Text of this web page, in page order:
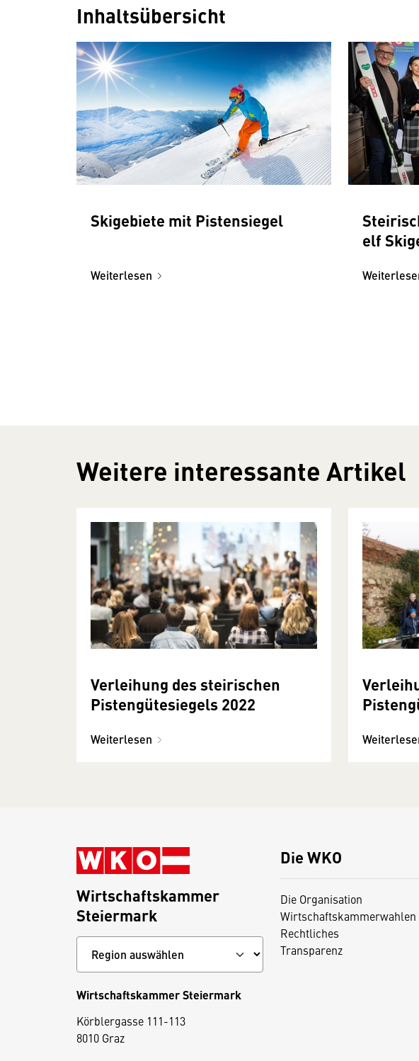
Inhaltsübersicht
Skigebiete mit Pistensiegel
Weiterlesen
elf
Weitere interessante Artikel
Verleihung des steirischen
Pistengütesiegels 2022
Weiterlesen
Die WKO
Die Organisation
Wirtschaftskammerwahlen
Rechtliches
Transparenz
Wirtschaftskammer
Steiermark
Wirtschaftskammer Steiermark
Körblergasse 111-113
8010 Graz